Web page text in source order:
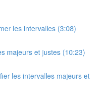
les intervalles (3:08)
majeurs et justes (10:23)
les intervalles majeurs et